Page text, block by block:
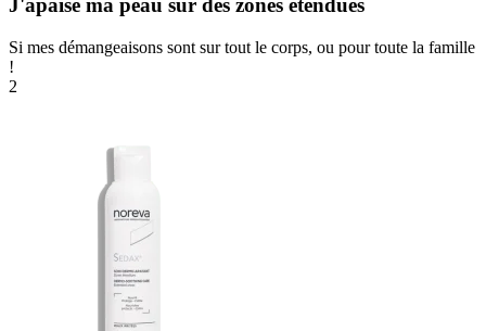
J'apaise ma peau sur des zones étendues
Si mes démangeaisons sont sur tout le corps, ou pour toute la famille
!
2